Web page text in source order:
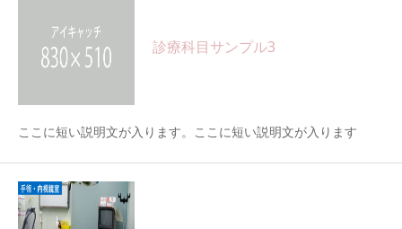
診療科目サンプル3
ここに短い説明文が入ります。ここに短い説明文が入ります